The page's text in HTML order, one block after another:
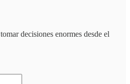
decisiones enormes desde el